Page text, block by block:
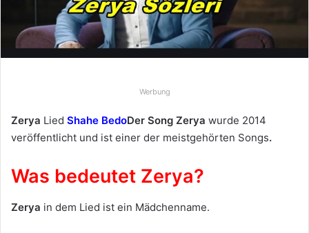
i
n
e
E
i
l
Werbung
Zerya Lied Shahe BedoDer Song Zerya wurde 2014
veröffentlicht und ist einer der meistgehörten Songs.
Was bedeutet Zerya?
Zerya in dem Lied ist ein Mädchenname.